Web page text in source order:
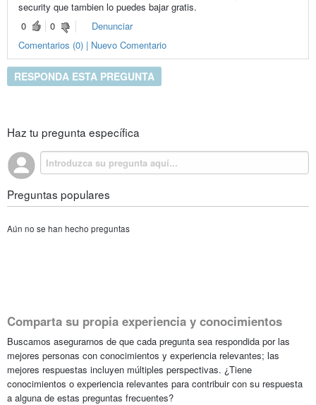
security que tambien lo puedes bajar gratis.
0
0
Denunciar
Comentarios (0) | Nuevo Comentario
RESPONDA ESTA PREGUNTA
Haz tu pregunta específica
Preguntas populares
Aún no se han hecho preguntas
Comparta su propia experiencia y conocimientos
Buscamos asegurarnos de que cada pregunta sea respondida por las
mejores personas con conocimientos y experiencia relevantes; las
mejores respuestas incluyen múltiples perspectivas. ¿Tiene
conocimientos o experiencia relevantes para contribuir con su respuesta
a alguna de estas preguntas frecuentes?